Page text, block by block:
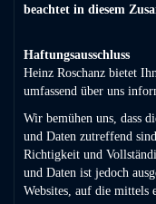
beachtet in diesem
Haftungsausschluss
Heinz Roschanz bietet
umfassend über uns
Wir bemühen uns, dass
und Daten zutreffend
Richtigkeit und
und Daten ist jedoch
Websites, auf die mittels